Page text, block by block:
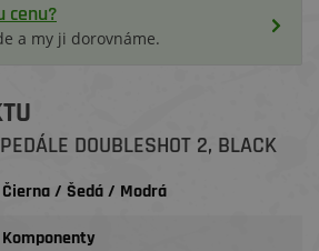
cenu?
a my ji dorovnáme.
DOUBLESHOT 2, BLACK
Čierna / Šedá / Modrá
Komponenty